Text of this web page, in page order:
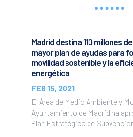
Madrid destina 110 millones
mayor plan de ayudas para
movilidad sostenible y la
energética
FEB 15, 2021
El Área de Medio Ambiente y
Ayuntamiento de Madrid ha
Plan Estratégico de